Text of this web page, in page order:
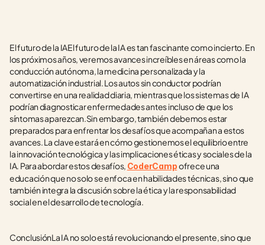
El futuro de la IAEl futuro de la IA es tan fascinante como incierto. En
los próximos años, veremos avances increíbles en áreas como la
conducción autónoma, la medicina personalizada y la
automatización industrial. Los autos sin conductor podrían
convertirse en una realidad diaria, mientras que los sistemas de IA
podrían diagnosticar enfermedades antes incluso de que los
síntomas aparezcan.Sin embargo, también debemos estar
preparados para enfrentar los desafíos que acompañan a estos
avances. La clave estará en cómo gestionemos el equilibrio entre
la innovación tecnológica y las implicaciones éticas y sociales de la
IA. Para abordar estos desafíos, CoderCampofrece una
educación que no solo se enfoca en habilidades técnicas, sino que
también integra la discusión sobre la ética y la responsabilidad
social en el desarrollo de tecnología.
ConclusiónLa IA no solo está revolucionando el presente, sino que